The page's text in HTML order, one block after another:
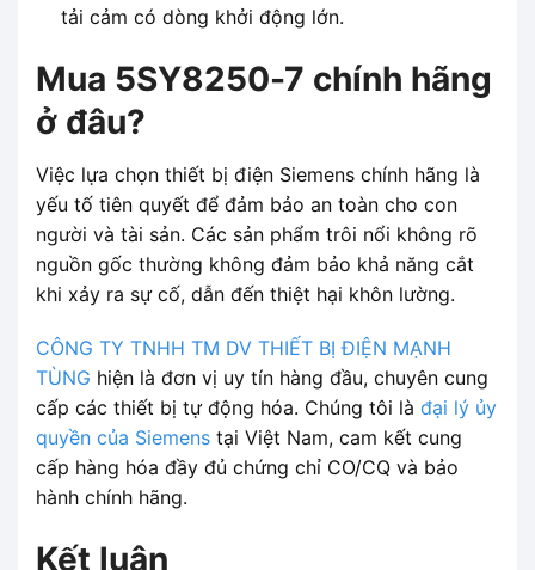
tải cảm có dòng khởi động lớn.
Mua 5SY8250-7 chính hãng
ở đâu?
Việc lựa chọn thiết bị điện Siemens chính hãng là
yếu tố tiên quyết để đảm bảo an toàn cho con
người và tài sản. Các sản phẩm trôi nổi không rõ
nguồn gốc thường không đảm bảo khả năng cắt
khi xảy ra sự cố, dẫn đến thiệt hại khôn lường.
CÔNG TY TNHH TM DV THIẾT BỊ ĐIỆN MẠNH
TÙNG hiện là đơn vị uy tín hàng đầu, chuyên cung
cấp các thiết bị tự động hóa. Chúng tôi là đại lý ủy
quyền của Siemens tại Việt Nam, cam kết cung
cấp hàng hóa đầy đủ chứng chỉ CO/CQ và bảo
hành chính hãng.
Kết luận